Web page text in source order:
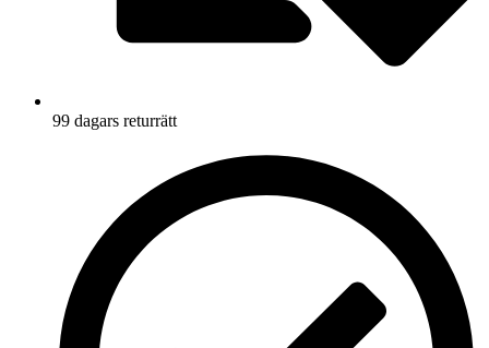
99 dagars returrätt